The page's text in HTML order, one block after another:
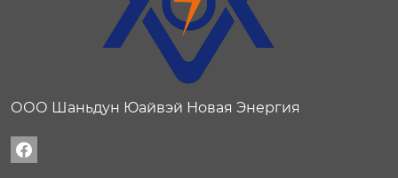
ООО Шаньдун Юайвэй Новая Энергия
